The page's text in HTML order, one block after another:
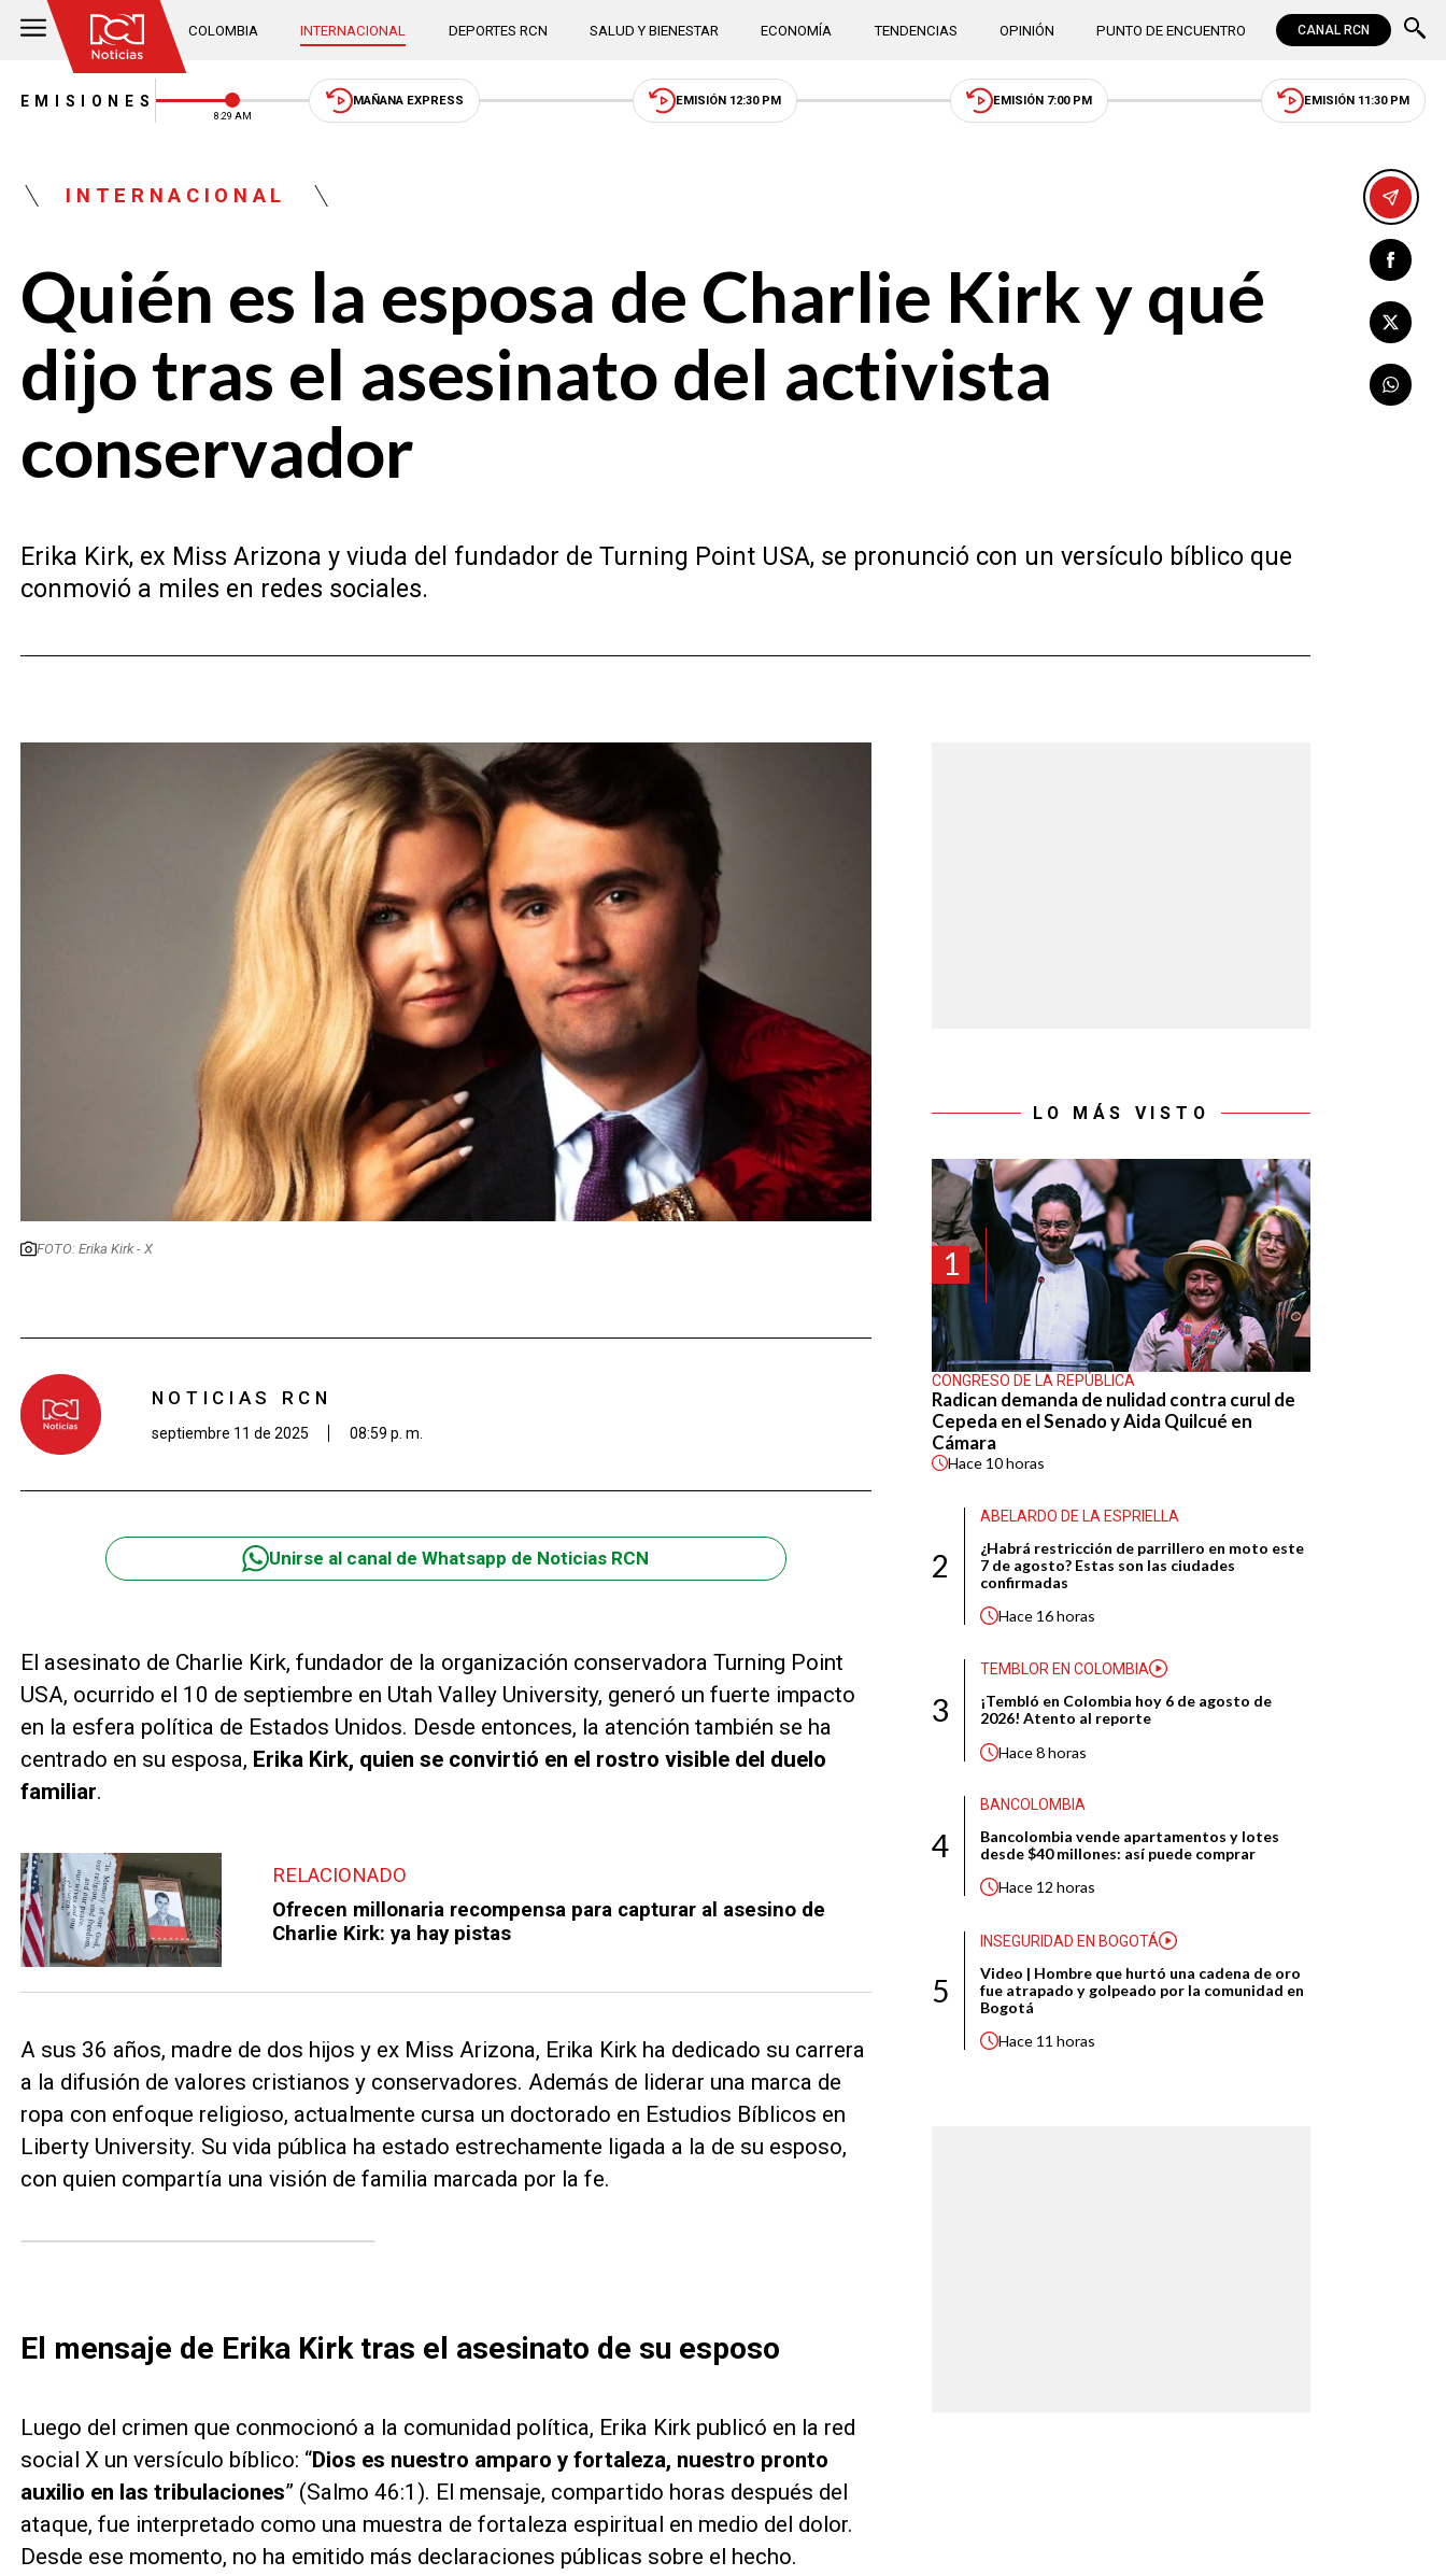
COLOMBIA INTERNACIONAL DEPORTES RCN SALUD Y BIENESTAR ECONOMÍA TENDENCIAS OPINIÓN PUNTO DE ENCUENTRO CANAL RCN
EMISIONES
8:29 AM
MAÑANA EXPRESS EMISIÓN 12:30 PM EMISIÓN 7:00 PM EMISIÓN 11:30 PM
INTERNACIONAL
Quién es la esposa de Charlie Kirk y qué
dijo tras el asesinato del activista
conservador
Erika Kirk, ex Miss Arizona y viuda del fundador de Turning Point USA, se pronunció con un versículo bíblico que
conmovió a miles en redes sociales.
FOTO: Erika Kirk - X
NOTICIAS RCN
septiembre 11 de 2025 08:59 p. m.
Unirse al canal de Whatsapp de Noticias RCN
El asesinato de Charlie Kirk, fundador de la organización conservadora Turning Point
USA, ocurrido el 10 de septiembre en Utah Valley University, generó un fuerte impacto
en la esfera política de Estados Unidos. Desde entonces, la atención también se ha
centrado en su esposa, Erika Kirk, quien se convirtió en el rostro visible del duelo
familiar.
RELACIONADO
Ofrecen millonaria recompensa para capturar al asesino de
Charlie Kirk: ya hay pistas
A sus 36 años, madre de dos hijos y ex Miss Arizona, Erika Kirk ha dedicado su carrera
a la difusión de valores cristianos y conservadores. Además de liderar una marca de
ropa con enfoque religioso, actualmente cursa un doctorado en Estudios Bíblicos en
Liberty University. Su vida pública ha estado estrechamente ligada a la de su esposo,
con quien compartía una visión de familia marcada por la fe.
El mensaje de Erika Kirk tras el asesinato de su esposo
Luego del crimen que conmocionó a la comunidad política, Erika Kirk publicó en la red
social X un versículo bíblico: “Dios es nuestro amparo y fortaleza, nuestro pronto
auxilio en las tribulaciones” (Salmo 46:1). El mensaje, compartido horas después del
ataque, fue interpretado como una muestra de fortaleza espiritual en medio del dolor.
Desde ese momento, no ha emitido más declaraciones públicas sobre el hecho.
LO MÁS VISTO
1
CONGRESO DE LA REPÚBLICA
Radican demanda de nulidad contra curul de
Cepeda en el Senado y Aida Quilcué en
Cámara
Hace 10 horas
2
ABELARDO DE LA ESPRIELLA
¿Habrá restricción de parrillero en moto este
7 de agosto? Estas son las ciudades
confirmadas
Hace 16 horas
3
TEMBLOR EN COLOMBIA
¡Tembló en Colombia hoy 6 de agosto de
2026! Atento al reporte
Hace8 horas
4
BANCOLOMBIA
Bancolombia vende apartamentos y lotes
desde $40 millones: así puede comprar
Hace 12 horas
5
INSEGURIDAD EN BOGOTÁ
Video | Hombre que hurtó una cadena de oro
fue atrapado y golpeado por la comunidad en
Bogotá
Hace 11 horas